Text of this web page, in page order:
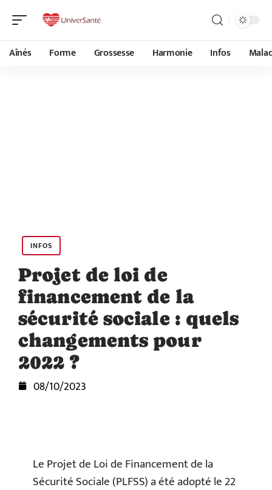
Aînés Forme Grossesse Harmonie Infos
INFOS
Projet de loi de
financement de la
sécurité sociale : quels
changements pour
2022 ?
08/10/2023
Le Projet de Loi de Financement de la
Sécurité Sociale (PLFSS) a été adopté le 22